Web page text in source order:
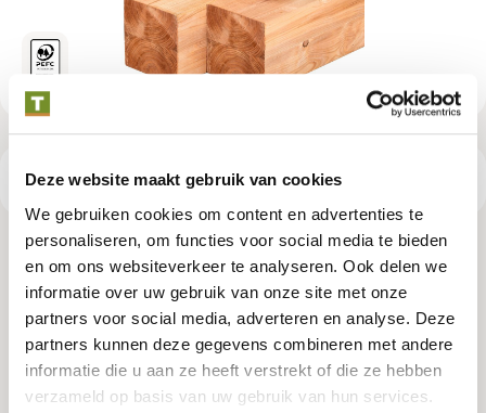
Deze website maakt gebruik van cookies
We gebruiken cookies om content en advertenties te
personaliseren, om functies voor social media te bieden
en om ons websiteverkeer te analyseren. Ook delen we
informatie over uw gebruik van onze site met onze
partners voor social media, adverteren en analyse. Deze
partners kunnen deze gegevens combineren met andere
informatie die u aan ze heeft verstrekt of die ze hebben
verzameld op basis van uw gebruik van hun services.
Productspecificaties
Red Class Wood ME vuren paal
14,0 x 14,0 x 400 cm, gedroogd,
geïmpregneerd, geschaafd, 4
ronde hoeken, gelamineerd